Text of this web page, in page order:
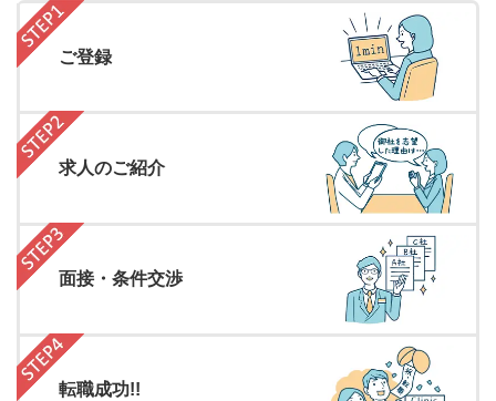
ご登録
求人のご紹介
面接・条件交渉
転職成功!!